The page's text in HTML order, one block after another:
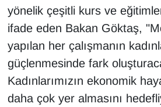
yönelik çeşitli kurs ve
ifade eden Bakan Göktaş,
yapılan her çalışmanın
güçlenmesinde fark
Kadınlarımızın ekonomik
daha çok yer almasını
Turizm
VAN'DA SPOR
Vasıta
YAŞAM